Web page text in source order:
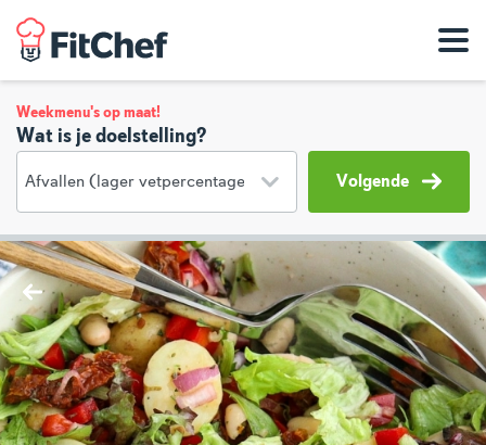
Weekmenu's op maat!
Wat is je doelstelling?
Volgende